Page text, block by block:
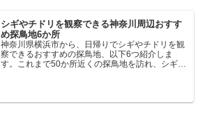
シギやチドリを観察できる神奈川周辺おすす
め探鳥地6か所
神奈川県横浜市から、日帰りでシギやチドリを観
察できるおすすめの探鳥地、以下6つ紹介しま
す。これまで50か所近くの探鳥地を訪れ、シギや